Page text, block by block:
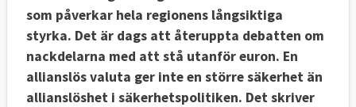
som påverkar hela regionens långsiktiga
styrka. Det är dags att återuppta debatten om
nackdelarna med att stå utanför euron. En
allianslös valuta ger inte en större säkerhet än
allianslöshet i säkerhetspolitiken. Det skriver